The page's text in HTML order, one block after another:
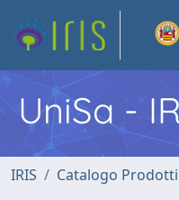
UniSa -
IRIS Catalogo